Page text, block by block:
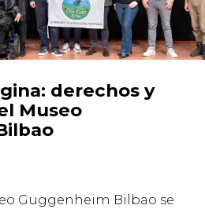
derechos y
Museo
Guggenheim Bilbao se